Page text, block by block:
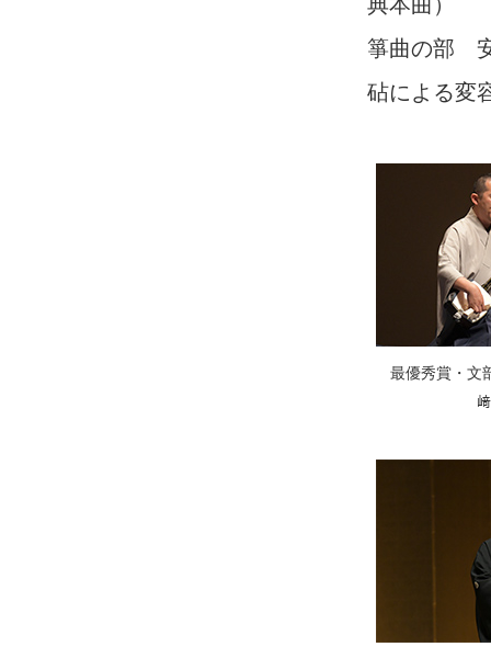
箏曲の部
砧による変
最優秀賞・